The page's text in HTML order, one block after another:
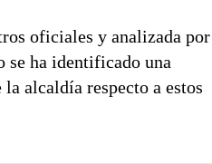
oficiales y analizada por
se ha identificado una
alcaldía respecto a estos